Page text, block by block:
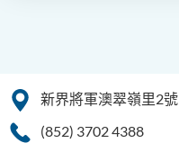
新界將軍澳翠嶺里2號
(852) 3702 4388